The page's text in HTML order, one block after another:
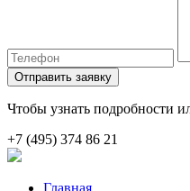
Отправить заявку
Чтобы узнать подробности
+7 (495) 374 86 21
Главная